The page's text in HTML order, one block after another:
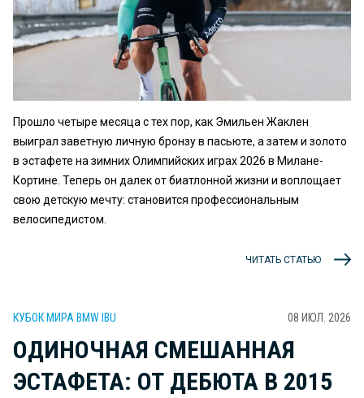
Прошло четыре месяца с тех пор, как Эмильен Жаклен
выиграл заветную личную бронзу в пасьюте, а затем и золото
в эстафете на зимних Олимпийских играх 2026 в Милане-
Кортине. Теперь он далек от биатлонной жизни и воплощает
свою детскую мечту: становится профессиональным
велосипедистом.
ЧИТАТЬ СТАТЬЮ
КУБОК МИРА BMW IBU 08 ИЮЛ. 2026
ОДИНОЧНАЯ СМЕШАННАЯ
ЭСТАФЕТА: ОТ ДЕБЮТА В 2015